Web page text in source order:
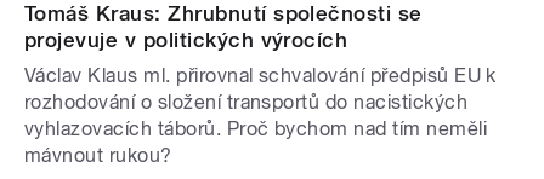
Tomáš Kraus: Zhrubnutí společnosti se
projevuje v politických výrocích
Václav Klaus ml. přirovnal schvalování předpisů EU k
rozhodování o složení transportů do nacistických
vyhlazovacích táborů. Proč bychom nad tím neměli
mávnout rukou?